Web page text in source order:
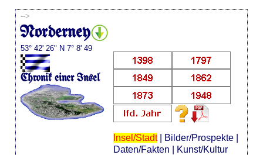
-->
Norderney
53° 42' 26" N 7° 8' 49
Chronik einer Insel
Insel/Stadt| Bilder/Prospekte|
Daten/Fakten
Kunst/Kultur